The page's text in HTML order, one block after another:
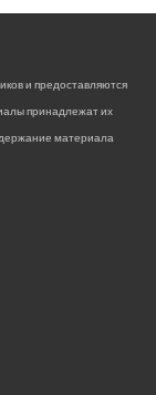
и предоставляются
принадлежат их
материала